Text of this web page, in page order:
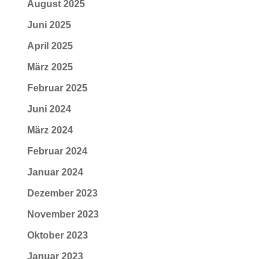
August 2025
Juni 2025
April 2025
März 2025
Februar 2025
Juni 2024
März 2024
Februar 2024
Januar 2024
Dezember 2023
November 2023
Oktober 2023
Januar 2023